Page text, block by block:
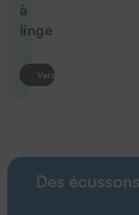
à
linge
Vers le produit
Des